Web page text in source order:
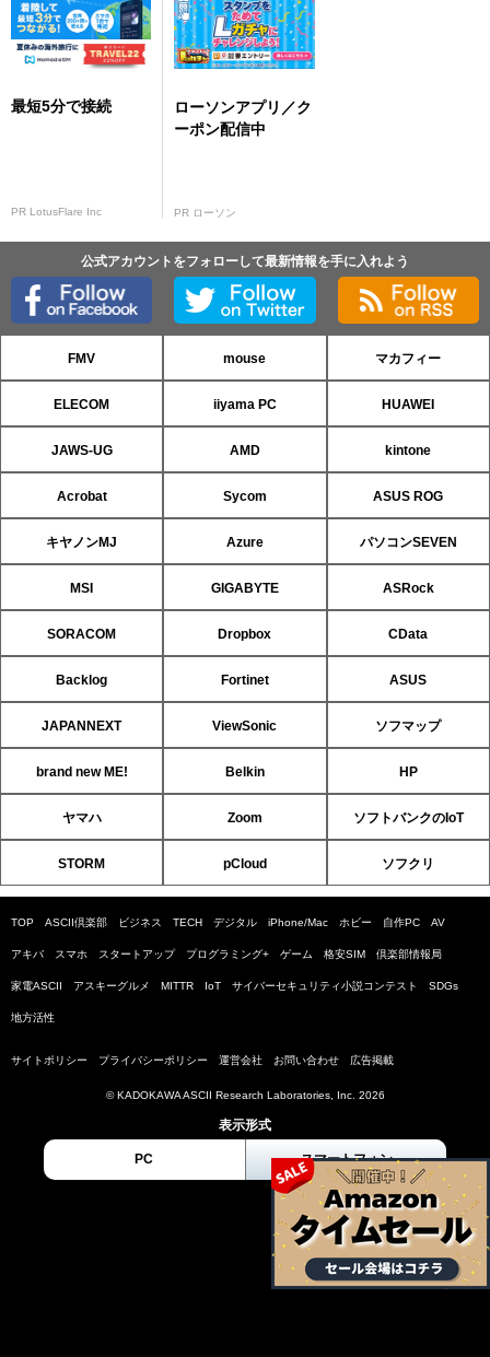
最短5分で接続
PR LotusFlare Inc
ローソンアプリ／ク
ーポン配信中
PR ローソン
公式アカウントをフォローして最新情報を手に入れよう
FMV mouse マカフィー
ELECOM iiyama PC HUAWEI
JAWS-UG AMD kintone
Acrobat Sycom ASUS ROG
キヤノンMJ Azure パソコンSEVEN
MSI GIGABYTE ASRock
SORACOM Dropbox CData
Backlog Fortinet ASUS
JAPANNEXT ViewSonic ソフマップ
brand new ME! Belkin HP
ヤマハ Zoom ソフトバンクのIoT
STORM pCloud ソフクリ
TOP ASCII倶楽部 ビジネス TECH デジタル iPhone/Mac ホビー 自作PC AV
アキバ スマホ スタートアップ プログラミング+ ゲーム 格安SIM 倶楽部情報局
家電ASCII アスキーグルメ MITTR IoT サイバーセキュリティ小説コンテスト SDGs
地方活性
サイトポリシー プライバシーポリシー 運営会社 お問い合わせ 広告掲載
© KADOKAWA ASCII Research Laboratories, Inc. 2026
表示形式
PC スマートフォン